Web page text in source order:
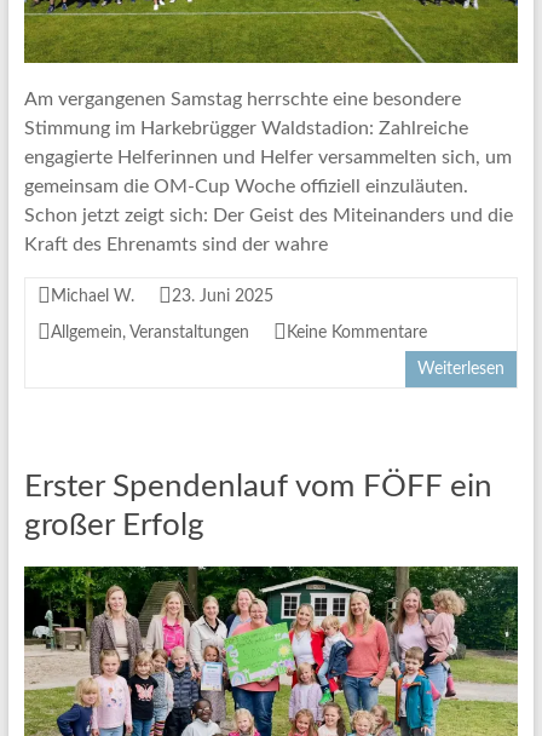
Am vergangenen Samstag herrschte eine besondere
Stimmung im Harkebrügger Waldstadion: Zahlreiche
engagierte Helferinnen und Helfer versammelten sich, um
gemeinsam die OM-Cup Woche offiziell einzuläuten.
Schon jetzt zeigt sich: Der Geist des Miteinanders und die
Kraft des Ehrenamts sind der wahre
Michael W. 23. Juni 2025
Allgemein, Veranstaltungen Keine Kommentare
Weiterlesen
Erster Spendenlauf vom FÖFF ein
großer Erfolg